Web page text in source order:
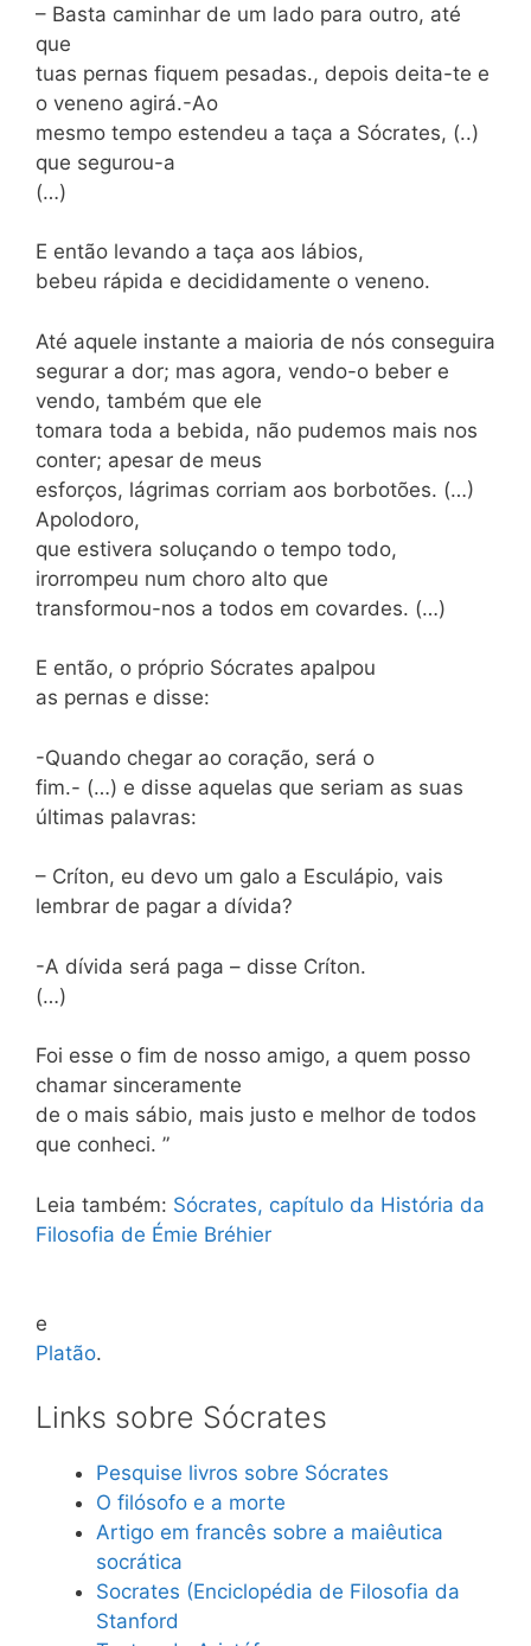
– Basta caminhar de um lado para outro, até
que
tuas pernas fiquem pesadas., depois deita-te e
o veneno agirá.-Ao
mesmo tempo estendeu a taça a Sócrates, (..)
que segurou-a
(…)
E então levando a taça aos lábios,
bebeu rápida e decididamente o veneno.
Até aquele instante a maioria de nós conseguira
segurar a dor; mas agora, vendo-o beber e
vendo, também que ele
tomara toda a bebida, não pudemos mais nos
conter; apesar de meus
esforços, lágrimas corriam aos borbotões. (…)
Apolodoro,
que estivera soluçando o tempo todo,
irorrompeu num choro alto que
transformou-nos a todos em covardes. (…)
E então, o próprio Sócrates apalpou
as pernas e disse:
-Quando chegar ao coração, será o
fim.- (…) e disse aquelas que seriam as suas
últimas palavras:
– Críton, eu devo um galo a Esculápio, vais
lembrar de pagar a dívida?
-A dívida será paga – disse Críton.
(…)
Foi esse o fim de nosso amigo, a quem posso
chamar sinceramente
de o mais sábio, mais justo e melhor de todos
que conheci. ”
Leia também: Sócrates, capítulo da História da
Filosofia de Émie Bréhier
e
Platão.
Links sobre Sócrates
Pesquise livros sobre Sócrates
O filósofo e a morte
Artigo em francês sobre a maiêutica
socrática
Socrates (Enciclopédia de Filosofia da
Stanford